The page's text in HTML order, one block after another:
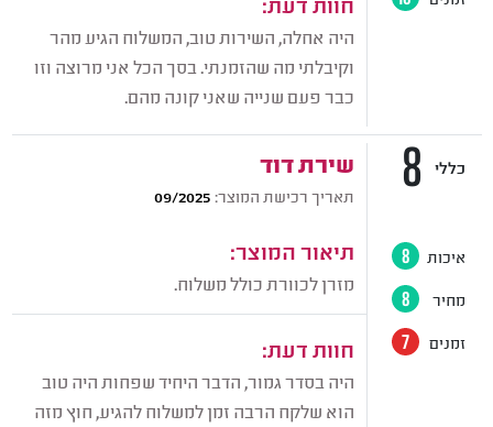
היה אחלה, השירות טוב, המשלוח הגיע מהר
וקיבלתי מה שהזמנתי. בסך הכל אני מרוצה וזו
כבר פעם שנייה שאני קונה מהם.
שירת דוד
תאריך רכישת המוצר: 09/2025
תיאור המוצר:
מזרן לכוורת כולל משלוח.
חוות דעת:
היה בסדר גמור, הדבר היחיד שפחות היה טוב
הוא שלקח הרבה זמן למשלוח להגיע, חוץ מזה
8 כללי
איכות 8
מחיר 8
זמנים 7